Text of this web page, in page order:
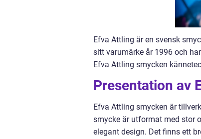
Efva Attling är en svensk
sitt varumärke år 1996 och
Efva Attling smycken
Presentation av
Efva Attling smycken är
smycke är utformat med stor
elegant design. Det finns ett